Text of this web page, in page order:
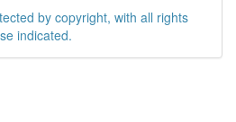
by copyright, with all rights
indicated.